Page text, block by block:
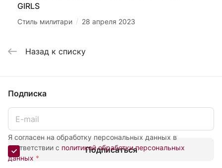
GIRLS
Стиль милитари / 28 апреля 2023
Назад к списку
Подписка
Я согласен на обработку персональных данных в
соответствии с политикой обработки персональных
данных *
Подписаться